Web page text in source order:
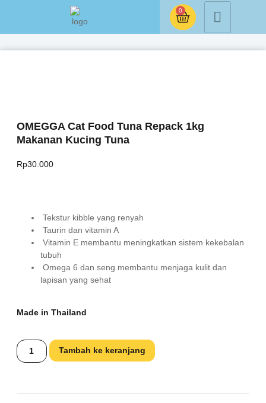
0
OMEGGA Cat Food Tuna Repack 1kg
Makanan Kucing Tuna
Rp30.000
Tekstur kibble yang renyah
Taurin dan vitamin A
Vitamin E membantu meningkatkan sistem kekebalan
tubuh
Omega 6 dan seng membantu menjaga kulit dan
lapisan yang sehat
Made in Thailand
Tambah ke keranjang